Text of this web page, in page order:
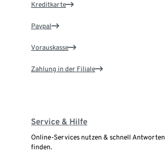
Kreditkarte
Paypal
Vorauskasse
Zahlung in der Filiale
Service & Hilfe
Online-Services nutzen & schnell Antworten
finden.